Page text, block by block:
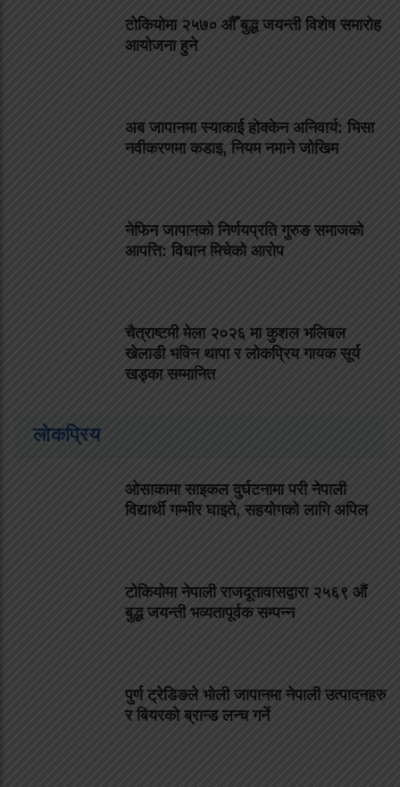
टोकियोमा २५७० औँ बुद्ध जयन्ती विशेष समारोह
आयोजना हुने
अब जापानमा स्याकाई होक्केन अनिवार्य: भिसा
नवीकरणमा कडाइ, नियम नमाने जोखिम
नेफिन जापानको निर्णयप्रति गुरुङ समाजको
आपत्ति: विधान मिचेको आरोप
चैत्राष्टमी मेला २०२६ मा कुशल भलिबल
खेलाडी भविन थापा र लोकप्रिय गायक सूर्य
खड्का सम्मानित
लोकप्रिय
ओसाकामा साइकल दुर्घटनामा परी नेपाली
विद्यार्थी गम्भीर घाइते, सहयोगको लागि अपिल
टोकियोमा नेपाली राजदूतावासद्वारा २५६९ औं
बुद्ध जयन्ती भव्यतापूर्वक सम्पन्न
पुर्ण ट्रेडिङले भोली जापानमा नेपाली उत्पादनहरु
र बियरको ब्रान्ड लन्च गर्ने